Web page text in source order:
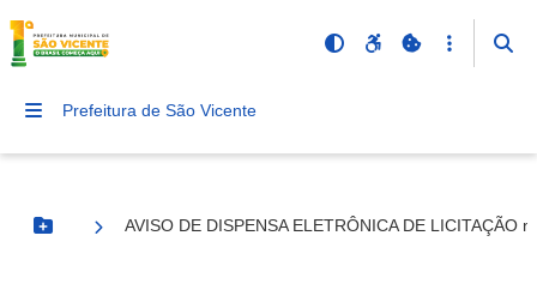
Prefeitura de São Vicente
Botão Menu
AVISO DE DISPENSA ELETRÔNICA DE LICITAÇÃO